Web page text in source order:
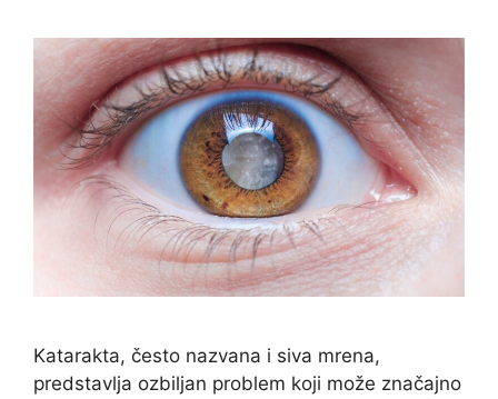
Katarakta, često nazvana i siva mrena,
predstavlja ozbiljan problem koji može značajno